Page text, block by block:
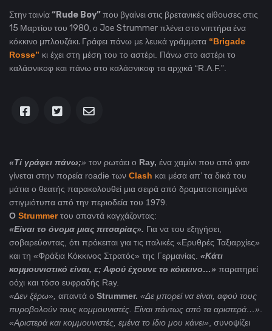
Στην ταινία“Rude Boy” που βγαίνει στις βρετανικές αίθουσες στις
15 Μαρτίου του 1980, ο Joe Strummer πλένει στο νιπτήρα ένα
κόκκινο μπλουζάκι. Γράφει πάνω με λευκά γράμματα “Brigade
Rosse” κι έχει στη μέση του το αστέρι. Πάνω στο αστέρι το
καλάσνικοφ και πάνω στο καλάσνικοφ τα αρχικά “R.A.F.”.
«Τί γράφει πάνω;» τον ρωτάει ο Ray, ένα χαμίνι που από φαν
γίνεται στην πορεία roadie των Clash και μέσα απ’ τα δικά του
μάτια ο θεατής παρακολουθεί μια σειρά από δραματοποιημένα
στιγμιότυπα από την περιοδεία του 1979.
Ο Strummerτου απαντά καγχάζοντας:
«Είναι το όνομα μιας πιτσαρίας». Για να του εξηγήσει,
σοβαρεύοντας, ότι πρόκειται για τις ιταλικές «Ερυθρές Ταξιαρχίες»
και τη «Φράξια Κόκκινος Στρατός» της Γερμανίας. «Κάτι
κομμουνιστικό είναι, ε; Αφού έχουνε το κόκκινο…» παρατηρεί
oόχι και τόσο ευφραδής Ray.
«Δεν ξέρω», απαντά ο Strummer. «Δε μπορεί να είναι, αφού τους
πυροβολούν τους κομμουνιστές. Είναι πάντως από τα αριστερά…».
«Αριστερά και κομμουνιστές, εμένα το ίδιο μου κάνει», συνοψίζει